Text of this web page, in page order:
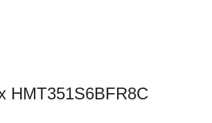
HMT351S6BFR8C